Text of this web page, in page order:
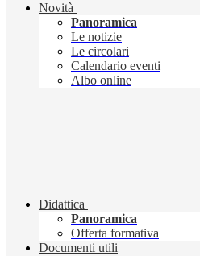
Novità
Panoramica
Le notizie
Le circolari
Calendario eventi
Albo online
Didattica
Panoramica
Offerta formativa
Documenti utili